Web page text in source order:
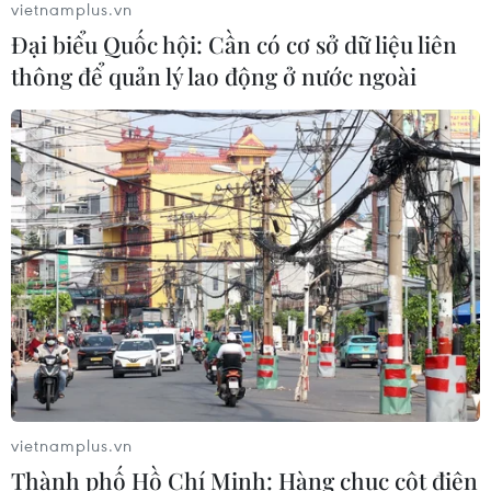
Va chạm giữa xe đầu kéo và môtô tại
Đắk Lắk khiến hai người thương
vong
03/08/2026 08:32
7 tháng năm 2026: Tai
nạn giao thông giảm trên cả ba tiêu
chí
03/08/2026 07:42
Đồng Tháp đề nghị bổ sung đường
gom dân sinh dọc cao tốc Mỹ An-Cao
Lãnh
03/08/2026 07:37
vietnamplus.vn
Đại biểu Quốc hội: Cần có cơ sở dữ liệu liên
thông để quản lý lao động ở nước ngoài
vietnamplus.vn
Thành phố Hồ Chí Minh: Hàng chục cột điện